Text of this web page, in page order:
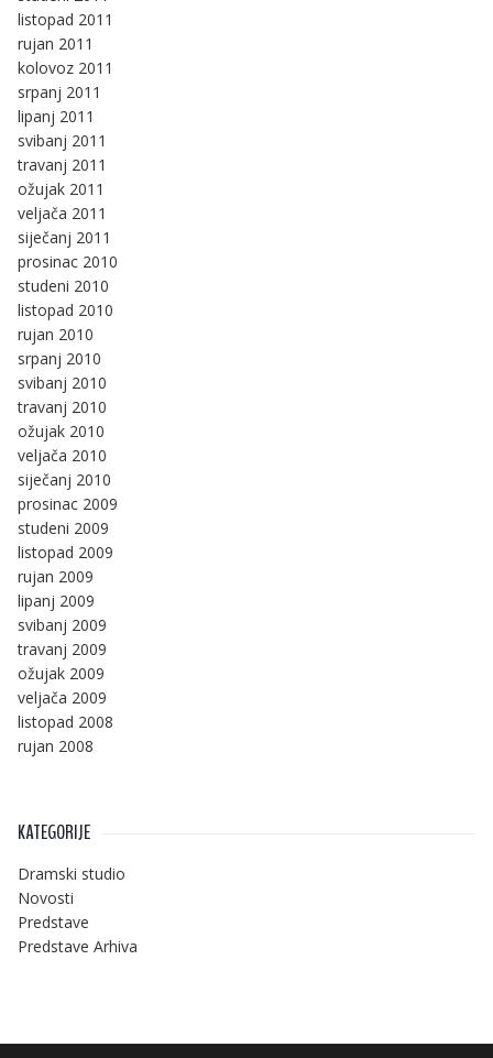
listopad 2011
rujan 2011
kolovoz 2011
srpanj 2011
lipanj 2011
svibanj 2011
travanj 2011
ožujak 2011
veljača 2011
siječanj 2011
prosinac 2010
studeni 2010
listopad 2010
rujan 2010
srpanj 2010
svibanj 2010
travanj 2010
ožujak 2010
veljača 2010
siječanj 2010
prosinac 2009
studeni 2009
listopad 2009
rujan 2009
lipanj 2009
svibanj 2009
travanj 2009
ožujak 2009
veljača 2009
listopad 2008
rujan 2008
KATEGORIJE
Dramski studio
Novosti
Predstave
Predstave Arhiva